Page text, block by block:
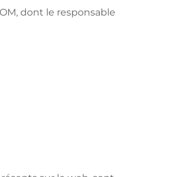
dont le responsable